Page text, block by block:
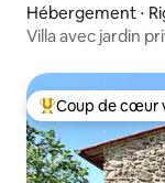
Hébergement ⋅
Villa avec jardin
Coups de cœur
Coup de cœur